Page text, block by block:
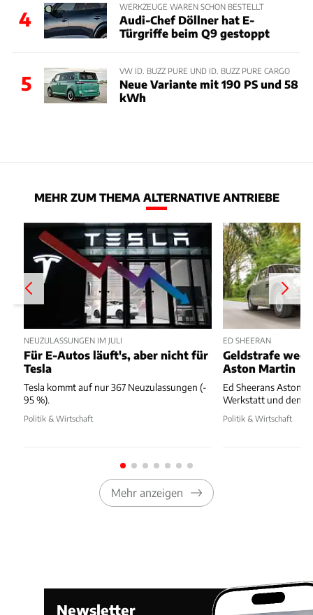
4
WERKZEUGE WAREN SCHON BESTELLT
Audi-Chef Döllner hat E-
Türgriffe beim Q9 gestoppt
5
VW ID. BUZZ PURE UND ID. BUZZ PURE CARGO
Neue Variante mit 190 PS und 58
kWh
MEHR ZUM THEMA ALTERNATIVE ANTRIEBE
NEUZULASSUNGEN IM JULI
Für E-Autos läuft's, aber nicht für
Tesla
Tesla kommt auf nur 367 Neuzulassungen (-
95 %).
Politik & Wirtschaft
ED SHEERAN
Geldstrafe
Aston Martin
Ed Sheerans Aston
Werkstatt und
Politik & Wirtschaft
Mehr anzeigen
Newsletter